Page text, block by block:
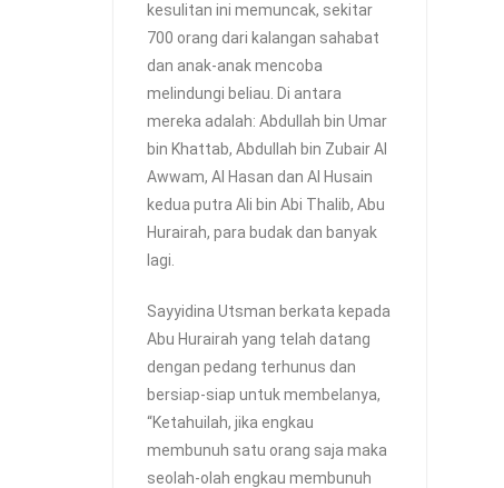
kesulitan ini memuncak, sekitar
700 orang dari kalangan sahabat
dan anak-anak mencoba
melindungi beliau. Di antara
mereka adalah: Abdullah bin Umar
bin Khattab, Abdullah bin Zubair Al
Awwam, Al Hasan dan Al Husain
kedua putra Ali bin Abi Thalib, Abu
Hurairah, para budak dan banyak
lagi.
Sayyidina Utsman berkata kepada
Abu Hurairah yang telah datang
dengan pedang terhunus dan
bersiap-siap untuk membelanya,
“Ketahuilah, jika engkau
membunuh satu orang saja maka
seolah-olah engkau membunuh